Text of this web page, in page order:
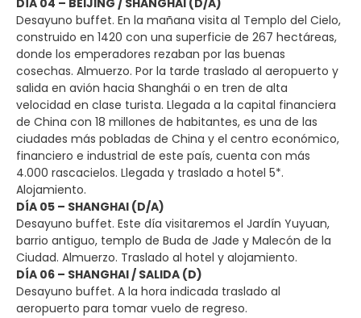
DÍA 04 – BEIJING / SHANGHAI (D/A)
Desayuno buffet. En la mañana visita al Templo del Cielo,
construido en 1420 con una superficie de 267 hectáreas,
donde los emperadores rezaban por las buenas
cosechas. Almuerzo. Por la tarde traslado al aeropuerto y
salida en avión hacia Shanghái o en tren de alta
velocidad en clase turista. Llegada a la capital financiera
de China con 18 millones de habitantes, es una de las
ciudades más pobladas de China y el centro económico,
financiero e industrial de este país, cuenta con más
4.000 rascacielos. Llegada y traslado a hotel 5*.
Alojamiento.
DÍA 05 – SHANGHAI (D/A)
Desayuno buffet. Este día visitaremos el Jardín Yuyuan,
barrio antiguo, templo de Buda de Jade y Malecón de la
Ciudad. Almuerzo. Traslado al hotel y alojamiento.
DÍA 06 – SHANGHAI / SALIDA (D)
Desayuno buffet. A la hora indicada traslado al
aeropuerto para tomar vuelo de regreso.